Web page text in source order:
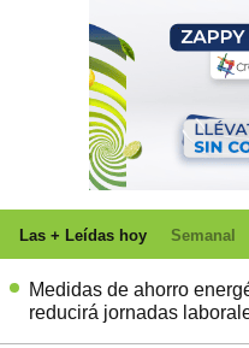
Las + Leídas hoy Semanal
Medidas de ahorro
reducirá jornadas